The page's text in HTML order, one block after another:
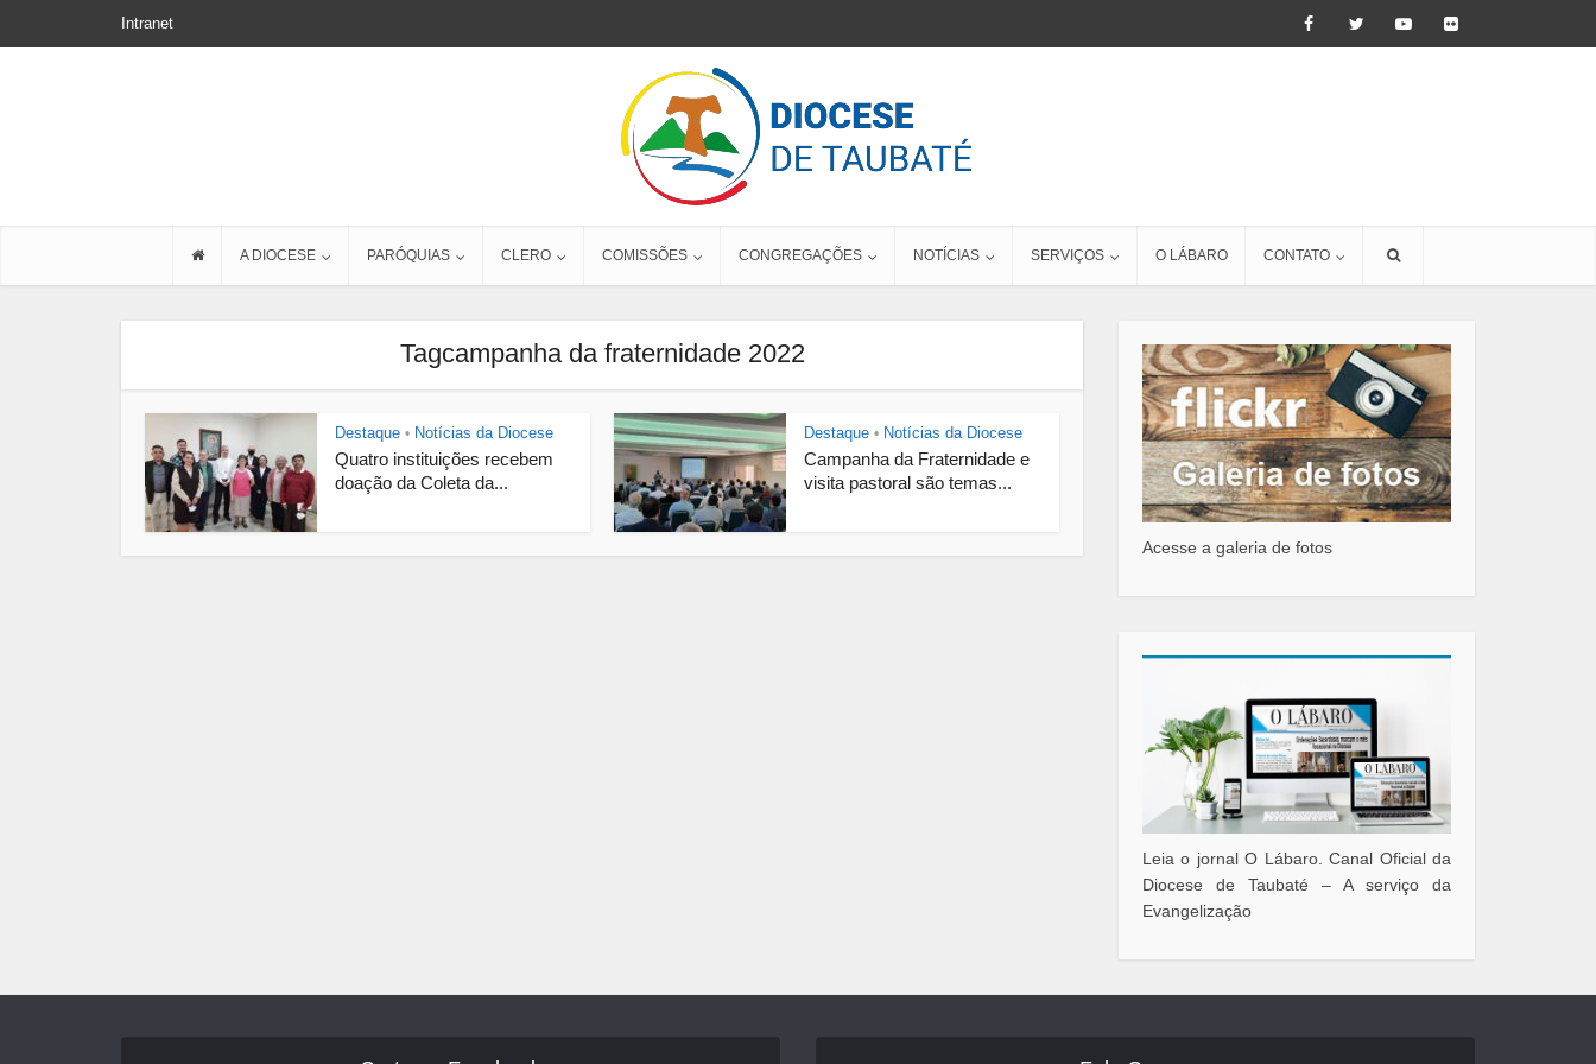
Intranet
A DIOCESE PARÓQUIAS CLERO COMISSÕES CONGREGAÇÕES NOTÍCIAS SERVIÇOS O LÁBARO CONTATO
Tagcampanha da fraternidade 2022
Destaque • Notícias da Diocese
Quatro instituições recebem
doação da Coleta da...
Destaque • Notícias da Diocese
Campanha da Fraternidade e
visita pastoral são temas...
Acesse a galeria de fotos
Leia o jornal O Lábaro. Canal Oficial da
Diocese de Taubaté – A serviço da
Evangelização